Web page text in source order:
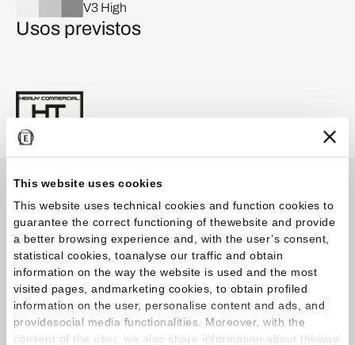
This website uses cookies
This website uses technical cookies and function cookies to
guarantee the correct functioning of thewebsite and provide
a better browsing experience and, with the user’s consent,
statistical cookies, toanalyse our traffic and obtain
information on the way the website is used and the most
visited pages, andmarketing cookies, to obtain profiled
information on the user, personalise content and ads, and
providesocial media functionalities. Moreover, with the
consent of the user, we also share information about theway
V3 High
Usos previstos
Catálogos
Catalogar
GrainStone Catalogue 2025.01